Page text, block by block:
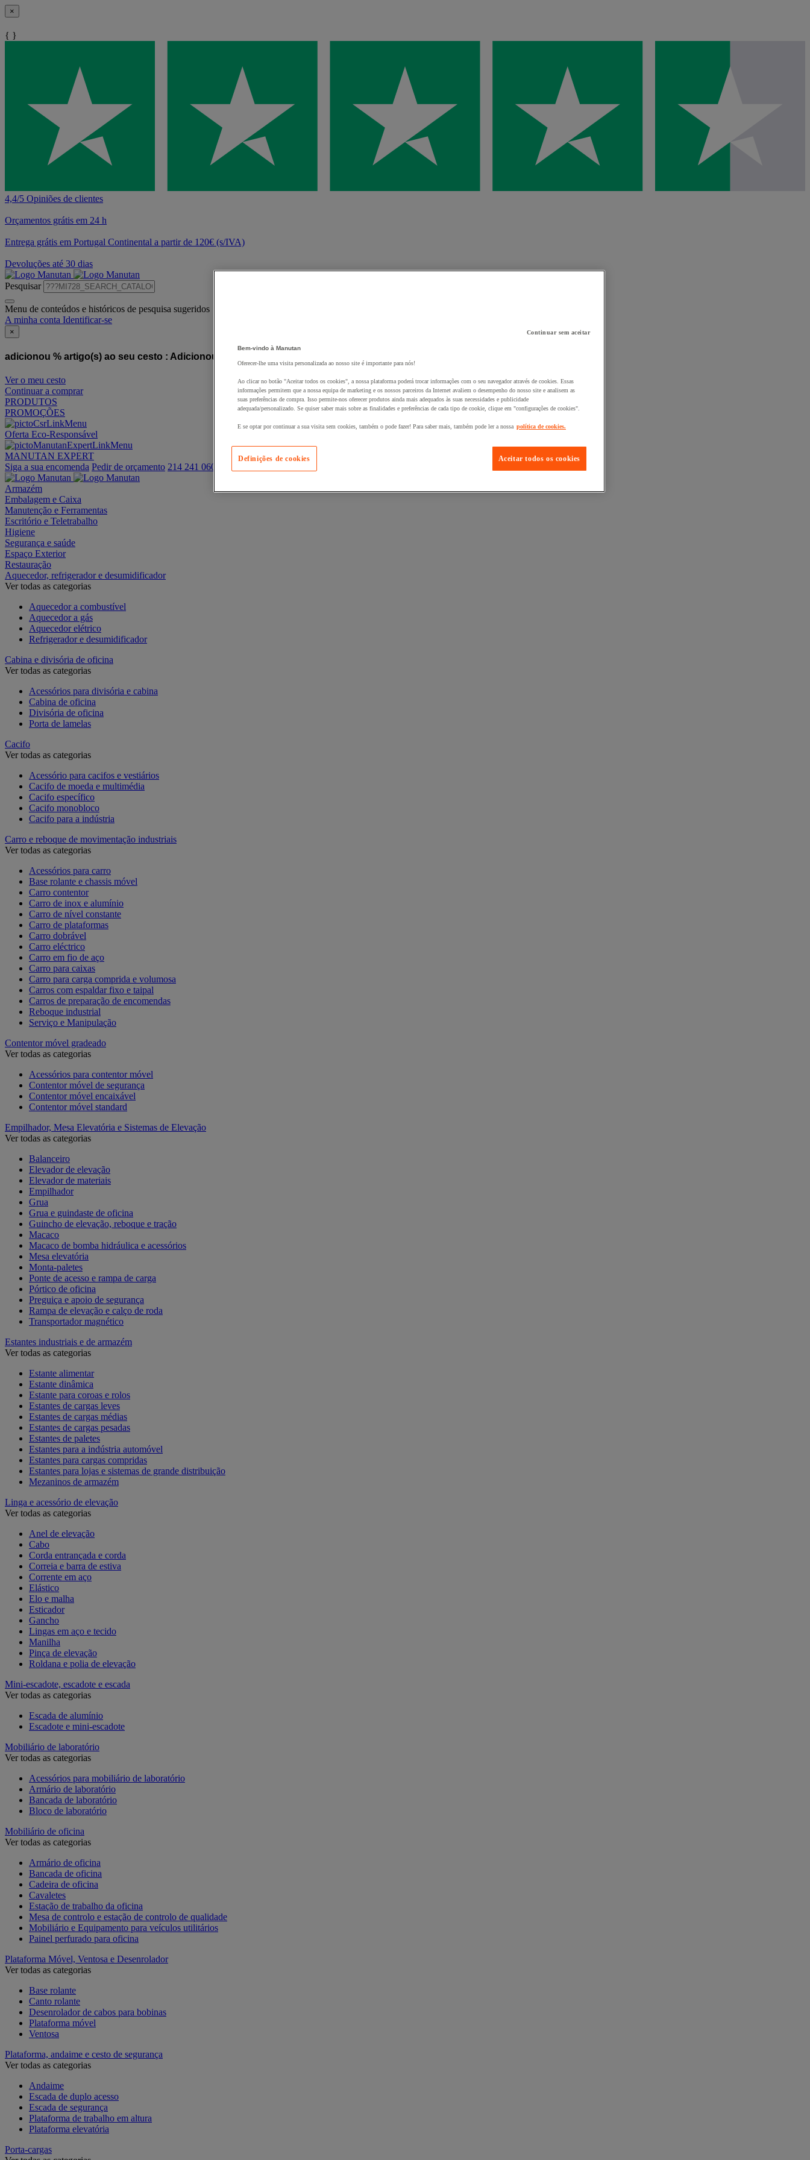
×
{ }
4,4/5 Opiniões de clientes
Orçamentos grátis em 24 h
Entrega grátis em Portugal Continental a partir de 120€ (s/IVA)
Devoluções até 30 dias
Pesquisar
Menu de conteúdos e históricos de pesquisa sugeridos
A minha conta Identificar-se
×
adicionou % artigo(s) ao seu cesto : Adicionou este artigo ao seu cesto :
Ver o meu cesto
Continuar a comprar
PRODUTOS
PROMOÇÕES
Oferta Eco-Responsável
MANUTAN EXPERT
Siga a sua encomenda Pedir de orçamento 214 241 060
Armazém
Embalagem e Caixa
Manutenção e Ferramentas
Escritório e Teletrabalho
Higiene
Segurança e saúde
Espaço Exterior
Restauração
Aquecedor, refrigerador e desumidificador
Ver todas as categorias
Aquecedor a combustível
Aquecedor a gás
Aquecedor elétrico
Refrigerador e desumidificador
Cabina e divisória de oficina
Ver todas as categorias
Acessórios para divisória e cabina
Cabina de oficina
Divisória de oficina
Porta de lamelas
Cacifo
Ver todas as categorias
Acessório para cacifos e vestiários
Cacifo de moeda e multimédia
Cacifo específico
Cacifo monobloco
Cacifo para a indústria
Carro e reboque de movimentação industriais
Ver todas as categorias
Acessórios para carro
Base rolante e chassis móvel
Carro contentor
Carro de inox e alumínio
Carro de nível constante
Carro de plataformas
Carro dobrável
Carro eléctrico
Carro em fio de aço
Carro para caixas
Carro para carga comprida e volumosa
Carros com espaldar fixo e taipal
Carros de preparação de encomendas
Reboque industrial
Serviço e Manipulação
Contentor móvel gradeado
Ver todas as categorias
Acessórios para contentor móvel
Contentor móvel de segurança
Contentor móvel encaixável
Contentor móvel standard
Empilhador, Mesa Elevatória e Sistemas de Elevação
Ver todas as categorias
Balanceiro
Elevador de elevação
Elevador de materiais
Empilhador
Grua
Grua e guindaste de oficina
Guincho de elevação, reboque e tração
Macaco
Macaco de bomba hidráulica e acessórios
Mesa elevatória
Monta-paletes
Ponte de acesso e rampa de carga
Pórtico de oficina
Preguiça e apoio de segurança
Rampa de elevação e calço de roda
Transportador magnético
Estantes industriais e de armazém
Ver todas as categorias
Estante alimentar
Estante dinâmica
Estante para coroas e rolos
Estantes de cargas leves
Estantes de cargas médias
Estantes de cargas pesadas
Estantes de paletes
Estantes para a indústria automóvel
Estantes para cargas compridas
Estantes para lojas e sistemas de grande distribuição
Mezaninos de armazém
Linga e acessório de elevação
Ver todas as categorias
Anel de elevação
Cabo
Corda entrançada e corda
Correia e barra de estiva
Corrente em aço
Elástico
Elo e malha
Esticador
Gancho
Lingas em aço e tecido
Manilha
Pinça de elevação
Roldana e polia de elevação
Mini-escadote, escadote e escada
Ver todas as categorias
Escada de alumínio
Escadote e mini-escadote
Mobiliário de laboratório
Ver todas as categorias
Acessórios para mobiliário de laboratório
Armário de laboratório
Bancada de laboratório
Bloco de laboratório
Mobiliário de oficina
Ver todas as categorias
Armário de oficina
Bancada de oficina
Cadeira de oficina
Cavaletes
Estação de trabalho da oficina
Mesa de controlo e estação de controlo de qualidade
Mobiliário e Equipamento para veículos utilitários
Painel perfurado para oficina
Plataforma Móvel, Ventosa e Desenrolador
Ver todas as categorias
Base rolante
Canto rolante
Desenrolador de cabos para bobinas
Plataforma móvel
Ventosa
Plataforma, andaime e cesto de segurança
Ver todas as categorias
Andaime
Escada de duplo acesso
Escada de segurança
Plataforma de trabalho em altura
Plataforma elevatória
Porta-cargas
Continuar sem aceitar
Bem-vindo à Manutan
Oferecer-lhe uma visita personalizada ao nosso site é importante para nós!
Ao clicar no botão "Aceitar todos os cookies", a nossa plataforma poderá trocar informações com o seu navegador através de cookies. Essas
informações permitem que a nossa equipa de marketing e os nossos parceiros da Internet avaliem o desempenho do nosso site e analisem as
suas preferências de compra. Isso permite-nos oferecer produtos ainda mais adequados às suas necessidades e publicidade
adequada/personalizado. Se quiser saber mais sobre as finalidades e preferências de cada tipo de cookie, clique em "configurações de cookies".
E se optar por continuar a sua visita sem cookies, também o pode fazer! Para saber mais, também pode ler a nossa política de cookies.
Aceitar todos os cookies
Definições de cookies